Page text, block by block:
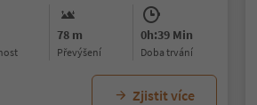
78 m
Převýšení
0h:39 Min
doba trvání
Zjistit více